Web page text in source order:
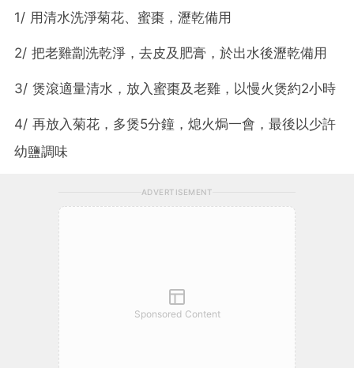
1/ 用清水洗淨菊花、蜜棗，瀝乾備用
2/ 把老雞劏洗乾淨，去皮及肥膏，於出水後瀝乾備用
3/ 煲滾適量清水，放入蜜棗及老雞，以慢火煲約2小時
4/ 再放入菊花，多煲5分鐘，熄火焗一會，最後以少許
幼鹽調味
ADVERTISEMENT
Sponsored Content